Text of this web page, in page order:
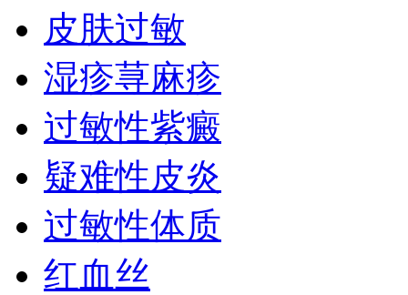
皮肤过敏
湿疹荨麻疹
过敏性紫癜
疑难性皮炎
过敏性体质
红血丝